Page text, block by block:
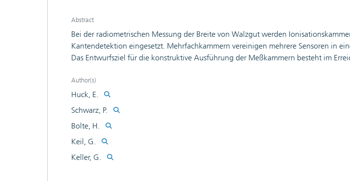
Abstract
Bei der radiometrischen Messung der Breite von Walzgut werden
Kantendetektion eingesetzt. Mehrfachkammern vereinigen mehrere Sensoren in
Das Entwurfsziel für die konstruktive Ausführung der Meßkammern besteht im
kostenaufwendig ist (vakuumtechnische Anlagen, teure Materialien), verbieten sich
Experimente. Stattdessen lassen sich mathematische Optimierungsverfahren
eine geeignete Modellierung voraussetzen. Das gelingt durch eine Kombination von
Modellen für die Ladungsträgererzeugung und von FEM-Modellen für die
und Kammerströme.
Author(s)
Huck, E.
Schwarz, P.
Bolte, H.
Keil, G.
Keller, G.